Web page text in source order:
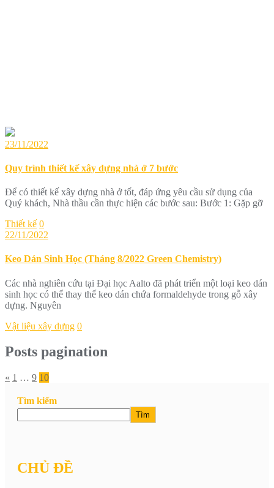
23/11/2022
Quy trình thiết kế xây dựng nhà ở 7 bước
Để có thiết kế xây dựng nhà ở tốt, đáp ứng yêu cầu sử dụng của
Quý khách, Nhà thầu cần thực hiện các bước sau: Bước 1: Gặp gỡ
Thiết kế 0
22/11/2022
Keo Dán Sinh Học (Tháng 8/2022 Green Chemistry)
Các nhà nghiên cứu tại Đại học Aalto đã phát triển một loại keo dán
sinh học có thể thay thế keo dán chứa formaldehyde trong gỗ xây
dựng. Nguyên
Vật liệu xây dựng 0
Posts pagination
« 1 … 9 10
Tìm kiếm
Tìm
CHỦ ĐỀ